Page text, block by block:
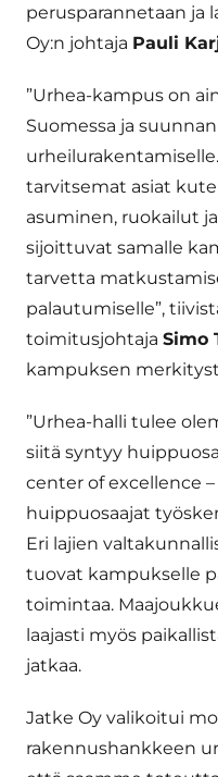
perusparannetaan ja
Oy:n johtaja Pauli
”Urhea-kampus on
Suomessa ja
tarvitsemat asiat
asuminen, ruokailut
sijoittuvat samalle
tarvetta
palautumiselle”,
toimitusjohtaja Simo
kampuksen
”Urhea-halli tulee
siitä syntyy
center of excellence
huippuosaajat
Eri lajien
tuovat kampukselle
toimintaa.
laajasti myös
jatkaa.
Jatke Oy valikoitui
rakennushankkeen